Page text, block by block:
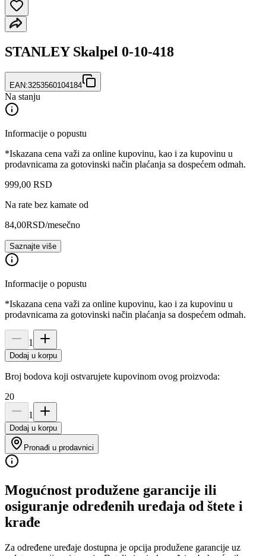
STANLEY Skalpel 0-10-418
EAN:3253560104184
Na stanju
Informacije o popustu
*Iskazana cena važi za online kupovinu, kao i za kupovinu u
prodavnicama za gotovinski način plaćanja sa dospećem odmah.
999,00 RSD
Na rate bez kamate od
84,00RSD/mesečno
Saznajte više
Informacije o popustu
*Iskazana cena važi za online kupovinu, kao i za kupovinu u
prodavnicama za gotovinski način plaćanja sa dospećem odmah.
1
Dodaj u korpu
Broj bodova koji ostvarujete kupovinom ovog proizvoda:
20
1
Dodaj u korpu
Pronađi u prodavnici
Mogućnost produžene garancije ili
osiguranje određenih uređaja od štete i
krađe
Za određene uređaje dostupna je opcija produžene garancije uz